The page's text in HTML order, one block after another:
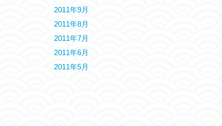
2011年9月
2011年8月
2011年7月
2011年6月
2011年5月